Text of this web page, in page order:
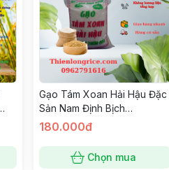
Gạo Tám Xoan Hải Hậu Đặc
Sản Nam Định Bịch
5KG,Thơm Dẻo Dai Cơm
180.000đ
Chọn mua